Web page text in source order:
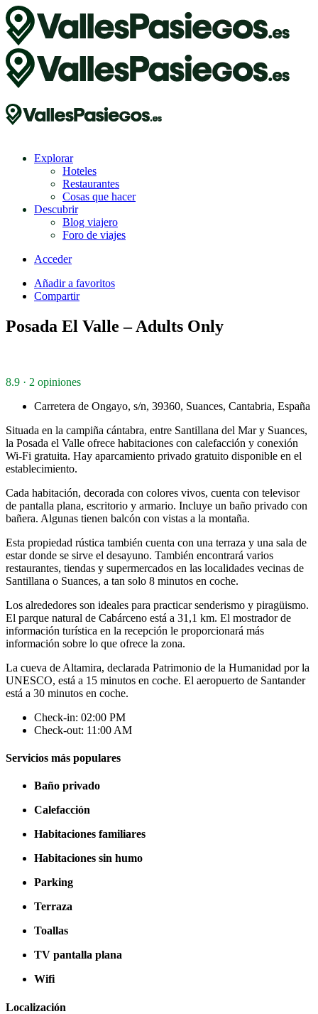
Explorar
Hoteles
Restaurantes
Cosas que hacer
Descubrir
Blog viajero
Foro de viajes
Acceder
Añadir a favoritos
Compartir
Posada El Valle – Adults Only
8.9 · 2 opiniones
Carretera de Ongayo, s/n, 39360, Suances, Cantabria, España
Situada en la campiña cántabra, entre Santillana del Mar y Suances,
la Posada el Valle ofrece habitaciones con calefacción y conexión
Wi-Fi gratuita. Hay aparcamiento privado gratuito disponible en el
establecimiento.
Cada habitación, decorada con colores vivos, cuenta con televisor
de pantalla plana, escritorio y armario. Incluye un baño privado con
bañera. Algunas tienen balcón con vistas a la montaña.
Esta propiedad rústica también cuenta con una terraza y una sala de
estar donde se sirve el desayuno. También encontrará varios
restaurantes, tiendas y supermercados en las localidades vecinas de
Santillana o Suances, a tan solo 8 minutos en coche.
Los alrededores son ideales para practicar senderismo y piragüismo.
El parque natural de Cabárceno está a 31,1 km. El mostrador de
información turística en la recepción le proporcionará más
información sobre lo que ofrece la zona.
La cueva de Altamira, declarada Patrimonio de la Humanidad por la
UNESCO, está a 15 minutos en coche. El aeropuerto de Santander
está a 30 minutos en coche.
Check-in: 02:00 PM
Check-out: 11:00 AM
Servicios más populares
Baño privado
Calefacción
Habitaciones familiares
Habitaciones sin humo
Parking
Terraza
Toallas
TV pantalla plana
Wifi
Localización